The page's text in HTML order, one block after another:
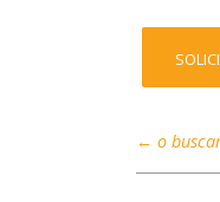
← o